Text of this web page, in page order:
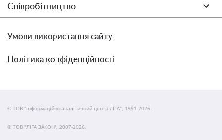
Співробітництво
Умови використання сайту
Політика конфіденційності
© ТОВ "інформаційно-аналітичний центр ЛІГА", 1991-2026.
© ТОВ "ЛІГА ЗАКОН", 2007-2026.